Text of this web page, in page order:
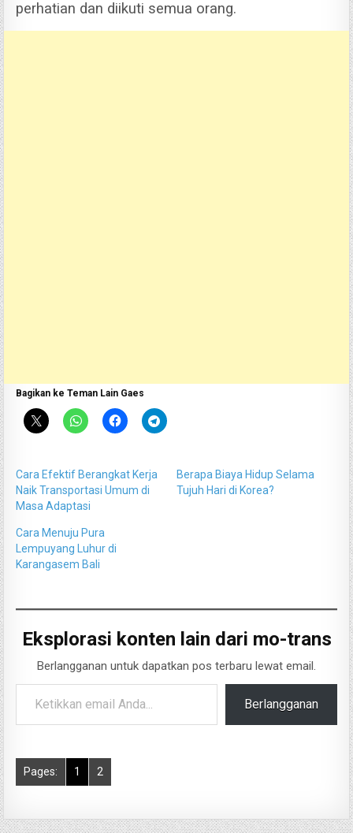
perhatian dan diikuti semua orang.
Bagikan ke Teman Lain Gaes
Cara Efektif Berangkat Kerja
Naik Transportasi Umum di
Masa Adaptasi
Berapa Biaya Hidup Selama
Tujuh Hari di Korea?
Cara Menuju Pura
Lempuyang Luhur di
Karangasem Bali
Eksplorasi konten lain dari mo-trans
Berlangganan untuk dapatkan pos terbaru lewat email.
Ketikkan email Anda...
Berlangganan
Pages: 1 2